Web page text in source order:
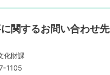
関するお問い合わせ先
化財課
1105